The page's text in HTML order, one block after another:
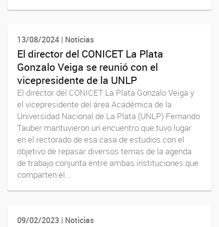
13/08/2024 | Noticias
El director del CONICET La Plata
Gonzalo Veiga se reunió con el
vicepresidente de la UNLP
El director del CONICET La Plata Gonzalo Veiga y
el vicepresidente del área Académica de la
Universidad Nacional de La Plata (UNLP) Fernando
Tauber mantuvieron un encuentro que tuvo lugar
en el rectorado de esa casa de estudios con el
objetivo de repasar diversos temas de la agenda
de trabajo conjunta entre ambas instituciones que
comparten el...
09/02/2023 | Noticias